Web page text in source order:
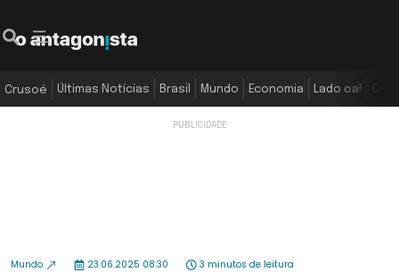
Crusoé Últimas Notícias Brasil Mundo Economia Lado oa!
Mundo 23.06.2025 08:30 3 minutos de leitura